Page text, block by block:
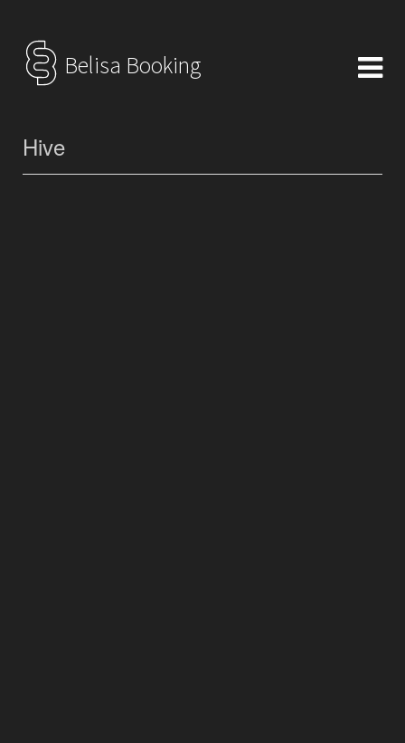
Belisa Booking
Hive